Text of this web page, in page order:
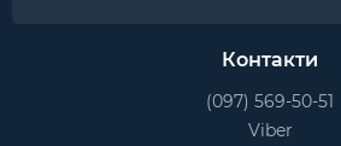
Контакти
(097) 569-50-51
Viber